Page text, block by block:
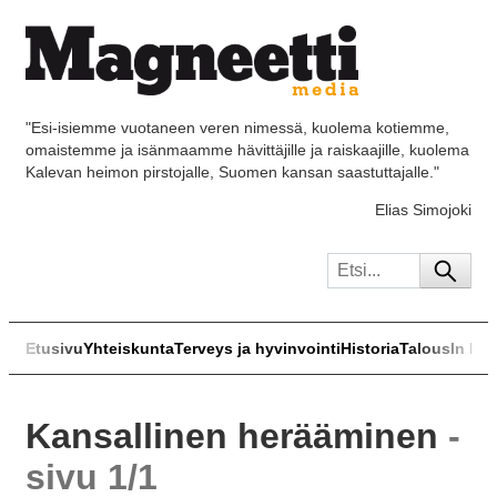
"Esi-isiemme vuotaneen veren nimessä, kuolema kotiemme,
omaistemme ja isänmaamme hävittäjille ja raiskaajille, kuolema
Kalevan heimon pirstojalle, Suomen kansan saastuttajalle."
Elias Simojoki
EtusivuYhteiskuntaTerveys ja hyvinvointiHistoriaTalousIn
Kansallinen herääminen -
sivu 1/1